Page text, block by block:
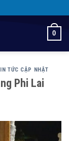
0
TỨC CẬP NHẬT
Phi Lai